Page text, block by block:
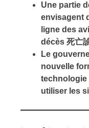
Une partie
envisagent
ligne des
décès 死亡
Le
nouvelle
technologie
utiliser les